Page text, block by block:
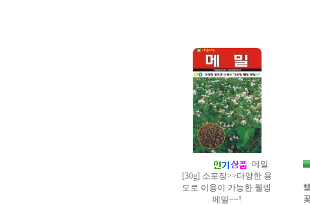
메밀
[30g] 소포장>>다양한 용
도로 이용이 가능한 웰빙
메밀~~!